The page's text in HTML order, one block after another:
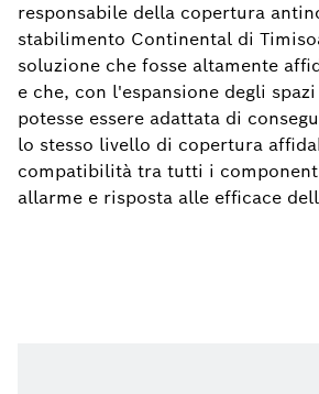
responsabile della copertura
stabilimento Continental di
soluzione che fosse altamente
e che, con l'espansione degli
potesse essere adattata di
lo stesso livello di copertura
compatibilità tra tutti i
allarme e risposta alle efficace